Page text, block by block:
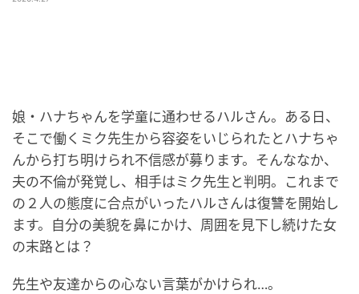
娘・ハナちゃんを学童に通わせるハルさん。ある日、
そこで働くミク先生から容姿をいじられたとハナちゃ
んから打ち明けられ不信感が募ります。そんななか、
夫の不倫が発覚し、相手はミク先生と判明。これまで
の２人の態度に合点がいったハルさんは復讐を開始し
ます。自分の美貌を鼻にかけ、周囲を見下し続けた女
の末路とは？
先生や友達からの心ない言葉がかけられ…。